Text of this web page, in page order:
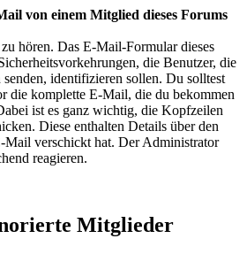
von einem Mitglied dieses Forums
hören. Das E-Mail-Formular dieses
die Benutzer, die
identifizieren sollen. Du solltest
die komplette E-Mail, die du bekommen
ist es ganz wichtig, die Kopfzeilen
Diese enthalten Details über den
Mail verschickt hat. Der Administrator
reagieren.
Mitglieder